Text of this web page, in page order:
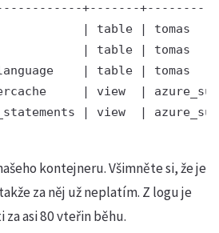
+-------
| table | tomas
| table | tomas
| table | tomas
| view  |
| view  |
kontejneru. Všimněte si, že je
za něj už neplatím. Z logu je
za asi 80 vteřin běhu.